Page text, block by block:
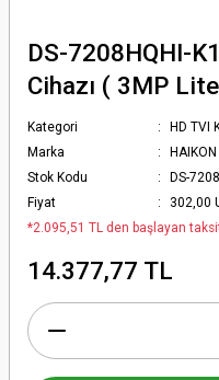
DS-7208HQHI-
Cihazı ( 3MP
Kategori
HD TVI
Marka
HAIKON
Stok Kodu
DS-
Fiyat
302,00
*2.095,51 TL den başlayan
14.377,77 TL